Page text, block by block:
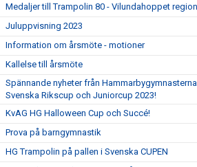
Medaljer till Trampolin 80 - Vilundahoppet
Juluppvisning 2023
Information om årsmöte - motioner
Kallelse till årsmöte
Spännande nyheter från
Svenska Rikscup och Juniorcup 2023!
KvAG HG Halloween Cup och Succé!
Prova på barngymnastik
HG Trampolin på pallen i Svenska CUPEN